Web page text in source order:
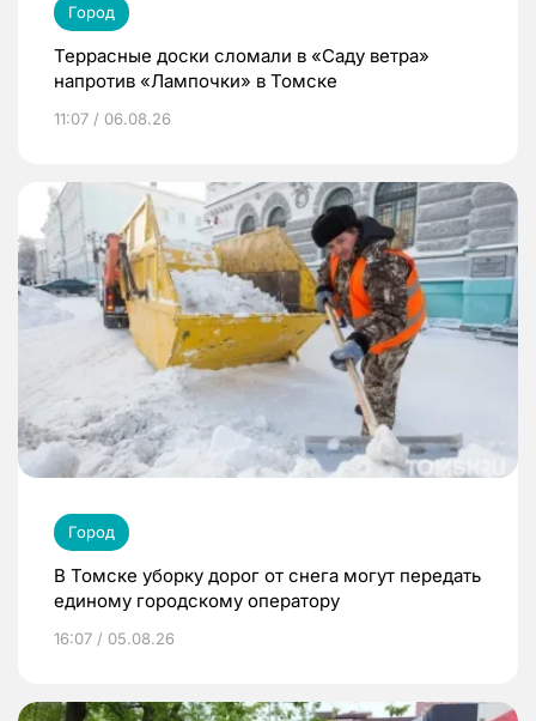
Город
Террасные доски сломали в «Саду ветра»
напротив «Лампочки» в Томске
11:07 / 06.08.26
Город
В Томске уборку дорог от снега могут передать
единому городскому оператору
16:07 / 05.08.26